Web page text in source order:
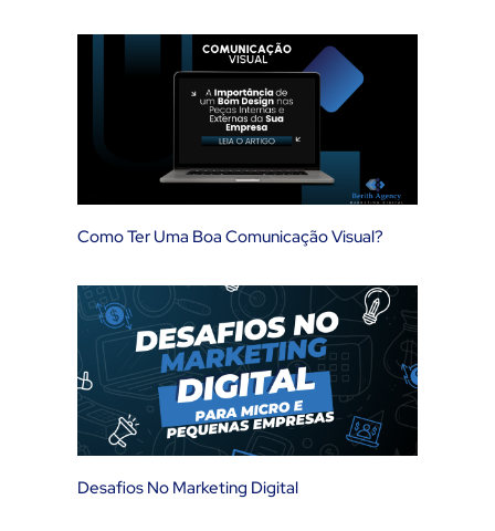
Como Ter Uma Boa Comunicação Visual?
Desafios No Marketing Digital